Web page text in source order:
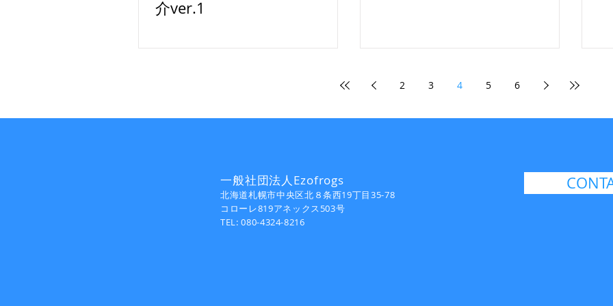
介ver.1
2 3 4 5 6
一般社団法人Ezofrogs
北海道札幌市中央区北８条西19丁目35-78
​コローレ819アネックス503号
TEL: 080-4324-8216